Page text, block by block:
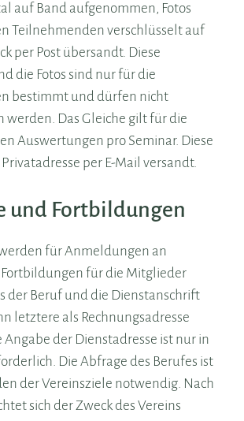
auf Band aufgenommen, Fotos
Teilnehmenden verschlüsselt auf
per Post übersandt. Diese
die Fotos sind nur für die
bestimmt und dürfen nicht
werden. Das Gleiche gilt für die
Auswertungen pro Seminar. Diese
per E-Mail versandt.
und Fortbildungen
für Anmeldungen an
für die Mitglieder
der Beruf und die Dienstanschrift
letztere als Rechnungsadresse
Angabe der Dienstadresse ist nur in
Die Abfrage des Berufes ist
der Vereinsziele notwendig. Nach
sich der Zweck des Vereins